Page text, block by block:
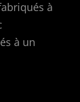
à
à un